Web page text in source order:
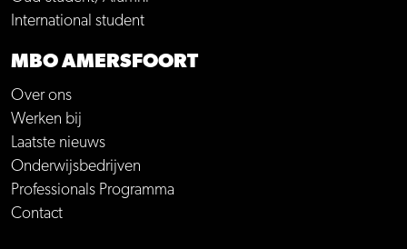
International student
MBO AMERSFOORT
Over ons
Werken bij
Laatste nieuws
Onderwijsbedrijven
Professionals Programma
Contact